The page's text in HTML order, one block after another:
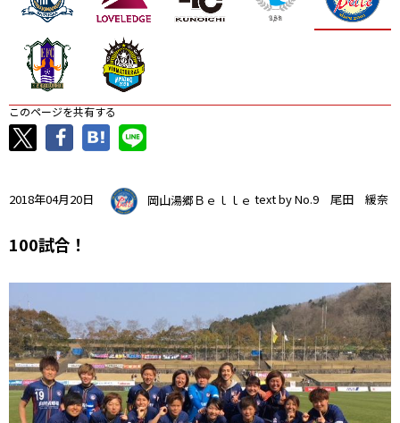
このページを共有する
2018年04月20日 岡山湯郷Ｂｅｌｌｅ text by No.9 尾田 緩奈
100試合！